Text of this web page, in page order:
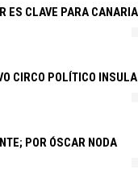
ES CLAVE PARA
CIRCO POLÍTICO
POR ÓSCAR NODA